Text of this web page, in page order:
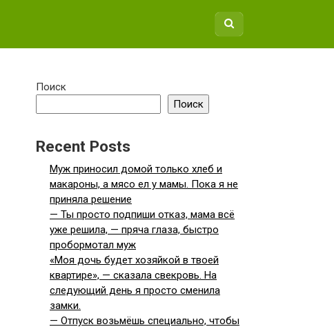
Поиск
Поиск
Recent Posts
Муж приносил домой только хлеб и
макароны, а мясо ел у мамы. Пока я не
приняла решение
— Ты просто подпиши отказ, мама всё
уже решила, — пряча глаза, быстро
пробормотал муж
«Моя дочь будет хозяйкой в твоей
квартире», — сказала свекровь. На
следующий день я просто сменила
замки.
— Отпуск возьмёшь специально, чтобы